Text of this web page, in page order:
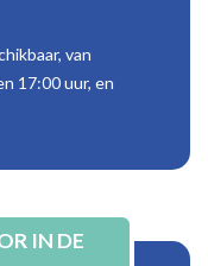
van
17:00 uur, en
IN DE